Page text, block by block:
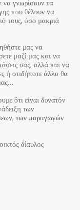
να γνωρίσουν τα
που θέλουν να
τους, όσο μακριά
μας να
μαζί μας και να
σας, αλλά και να
ή οτιδήποτε άλλο θα
ότι είναι δυνατόν
των
των παραγωγών
δίαυλος